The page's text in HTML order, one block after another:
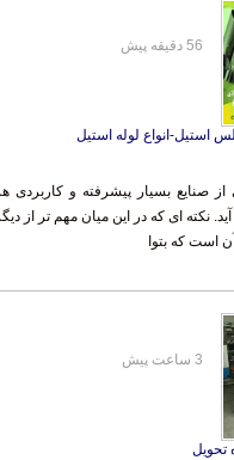
استیل-انواع لوله استیل
از صنایع بسیار پیشرفته و کاربردی هر
نکته ای که در این میان مهم تر از دیگر
است که بتوا
56 دقیقه پیش